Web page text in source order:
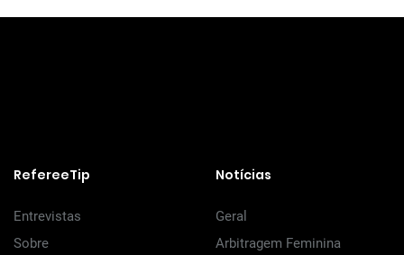
RefereeTip
Entrevistas
Sobre
Notícias
Geral
Arbitragem Feminina